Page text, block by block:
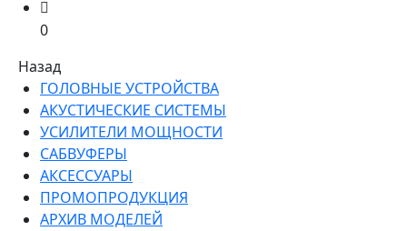
0
Назад
ГОЛОВНЫЕ УСТРОЙСТВА
АКУСТИЧЕСКИЕ СИСТЕМЫ
УСИЛИТЕЛИ МОЩНОСТИ
САБВУФЕРЫ
АКСЕССУАРЫ
ПРОМОПРОДУКЦИЯ
АРХИВ МОДЕЛЕЙ